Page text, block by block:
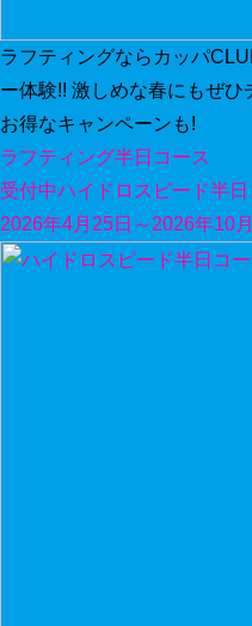
ラフティングならカッパ
ー体験!! 激しめな春にもぜひ
お得なキャンペーンも!
ラフティング半日コース
受付中ハイドロスピード半日
2026年4月25日～2026年10